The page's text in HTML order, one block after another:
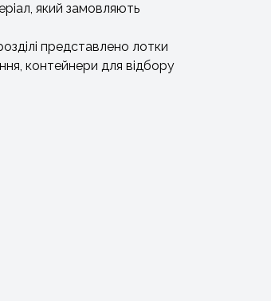
який замовляють
представлено лотки
контейнери для відбору